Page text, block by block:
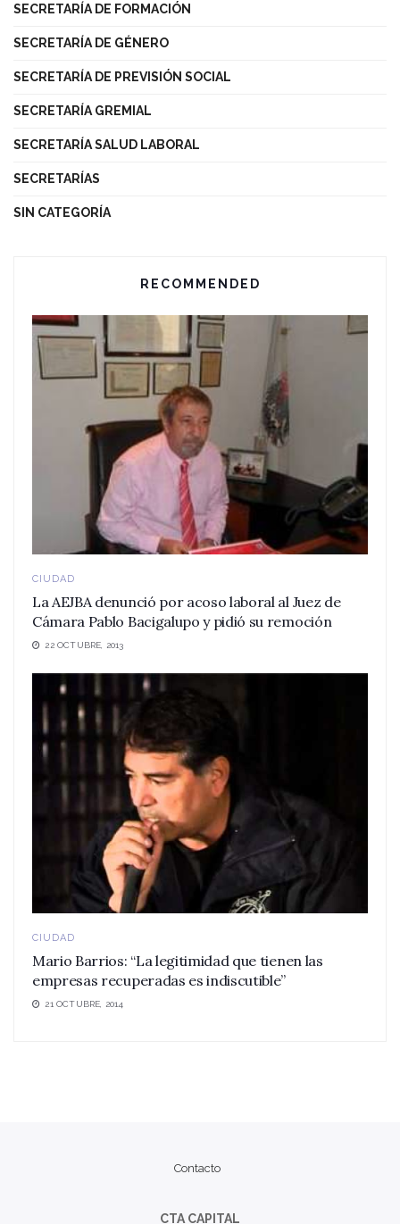
SECRETARÍA DE FORMACIÓN
SECRETARÍA DE GÉNERO
SECRETARÍA DE PREVISIÓN SOCIAL
SECRETARÍA GREMIAL
SECRETARÍA SALUD LABORAL
SECRETARÍAS
SIN CATEGORÍA
RECOMMENDED
CIUDAD
La AEJBA denunció por acoso laboral al Juez de
Cámara Pablo Bacigalupo y pidió su remoción
22 OCTUBRE, 2013
CIUDAD
Mario Barrios: “La legitimidad que tienen las
empresas recuperadas es indiscutible”
21 OCTUBRE, 2014
Contacto
CTA CAPITAL